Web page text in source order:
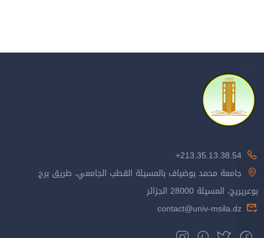
213.35.13.38.54+
جامعة محمد بوضياف بالمسيلة القطب الجامعي، طريق برج
بوعريريج، المسيلة 28000 الجزائر
contact@univ-msila.dz